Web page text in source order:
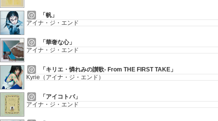
「帆」
アイナ・ジ・エンド
「華奢な心」
アイナ・ジ・エンド
「キリエ・憐れみの讃歌- From THE FIRST TAKE」
Kyrie（アイナ・ジ・エンド）
「アイコトバ」
アイナ・ジ・エンド